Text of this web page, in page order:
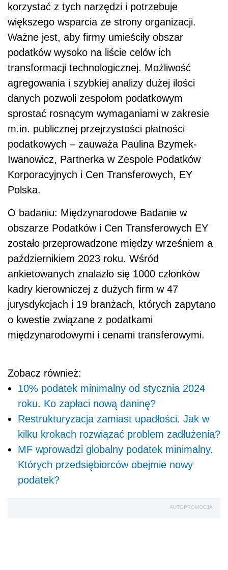
korzystać z tych narzędzi i potrzebuje
większego wsparcia ze strony organizacji.
Ważne jest, aby firmy umieściły obszar
podatków wysoko na liście celów ich
transformacji technologicznej. Możliwość
agregowania i szybkiej analizy dużej ilości
danych pozwoli zespołom podatkowym
sprostać rosnącym wymaganiami w zakresie
m.in. publicznej przejrzystości płatności
podatkowych – zauważa Paulina Bzymek-
Iwanowicz, Partnerka w Zespole Podatków
Korporacyjnych i Cen Transferowych, EY
Polska.
O badaniu: Międzynarodowe Badanie w
obszarze Podatków i Cen Transferowych EY
zostało przeprowadzone między wrześniem a
październikiem 2023 roku. Wśród
ankietowanych znalazło się 1000 członków
kadry kierowniczej z dużych firm w 47
jurysdykcjach i 19 branżach, których zapytano
o kwestie związane z podatkami
międzynarodowymi i cenami transferowymi.
Zobacz również:
10% podatek minimalny od stycznia 2024
roku. Ko zapłaci nową daninę?
Restrukturyzacja zamiast upadłości. Jak w
kilku krokach rozwiązać problem zadłużenia?
MF wprowadzi globalny podatek minimalny.
Których przedsiębiorców obejmie nowy
podatek?
AUTOPROMOCJA